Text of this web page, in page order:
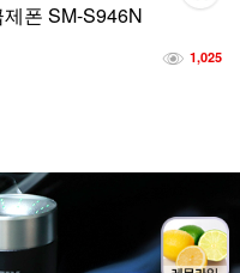
폰 SM-S946N
1,025